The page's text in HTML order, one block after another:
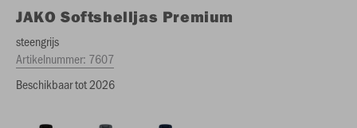
JAKO Softshelljas Premium
steengrijs
Artikelnummer: 7607
Beschikbaar tot 2026